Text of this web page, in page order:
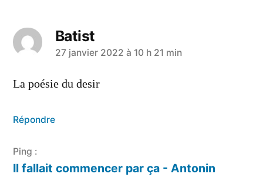
Batist
a
dit :
27 janvier 2022 à 10 h 21 min
La poésie du desir
Répondre
Ping :
Il fallait commencer par ça - Antonin